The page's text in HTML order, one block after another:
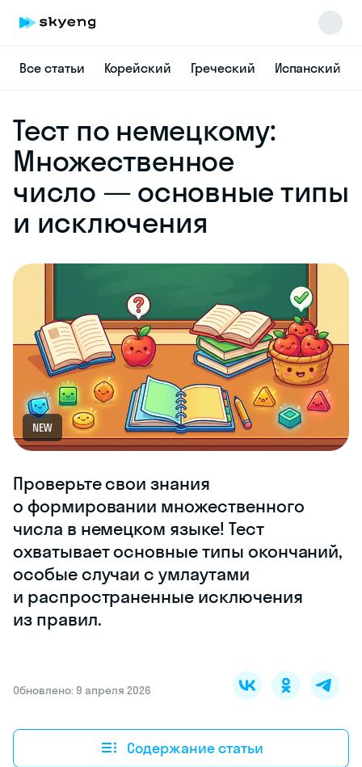
Все статьи Корейский Греческий Испанский
Тест по немецкому:
Множественное
число — основные типы
и исключения
NEW
Проверьте свои знания
о формировании множественного
числа в немецком языке! Тест
охватывает основные типы окончаний,
особые случаи с умлаутами
и распространенные исключения
из правил.
Обновлено: 9 апреля 2026
Содержание статьи
online